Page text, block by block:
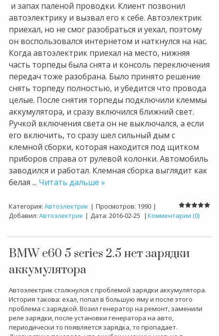
и запах паленой проводки. Клиент позвонил
автоэлектрику и вызвал его к себе. Автоэлектрик
приехал, но не смог разобраться и уехал, поэтому
он воспользовался интернетом и наткнулся на нас.
Когда автоэлектрик приехал на место, нижняя
часть торпеды была снята и консоль переключения
передач тоже разобрана. Было принято решение
снять торпеду полностью, и убедится что провода
целые. После снятия торпеды подключили клеммы
аккумулятора, и сразу включился ближний свет.
Ручкой включения света он не выключался, а если
его включить, то сразу шел сильный дым с
клемной сборки, которая находится под щитком
приборов справа от рулевой колонки. Автомобиль
заводился и работал. Клемная сборка выглядит как
белая ... Читать дальше »
Категория: Автоэлектрик | Просмотров: 1990 |
Добавил: Автоэлектрик | Дата: 2016-02-25 | Комментарии (0)
BMW e60 5 series 2.5 нет зарядки
аккумулятора
Автоэлектрик столкнулся с проблемой зарядки аккумулятора.
История такова: ехал, попал в большую яму и после этого
проблема с зарядкой. Возил генератор на ремонт, заменили
реле зарядки, после установки генератора на авто,
периодически то появляется зарядка, то пропадает.